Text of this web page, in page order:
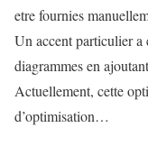
etre fournies
Un accent particulier a
diagrammes en
Actuellement, cette
d’optimisation…